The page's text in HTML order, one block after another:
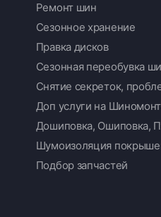
Ремонт шин
Сезонное хранение
Правка дисков
Сезонная переобувка
Снятие секреток,
Доп услуги на
Дошиповка, Ошиповка,
Шумоизоляция
Подбор запчастей